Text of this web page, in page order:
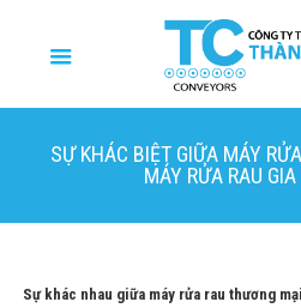
SỰ KHÁC BIỆT GIỮA MÁY
MÁY RỬA RAU
Sự khác nhau giữa máy rửa rau thương